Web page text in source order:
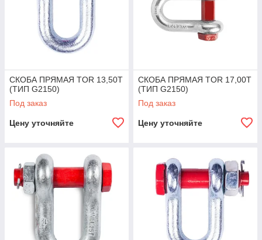
СКОБА ПРЯМАЯ TOR 13,50Т
(ТИП G2150)
Под заказ
Цену уточняйте
СКОБА ПРЯМАЯ TOR 17,00Т
(ТИП G2150)
Под заказ
Цену уточняйте